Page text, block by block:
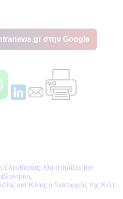
στην Google
Θα στηρίξει την
και Κίνας ο διασυρμός της Κέιτ,